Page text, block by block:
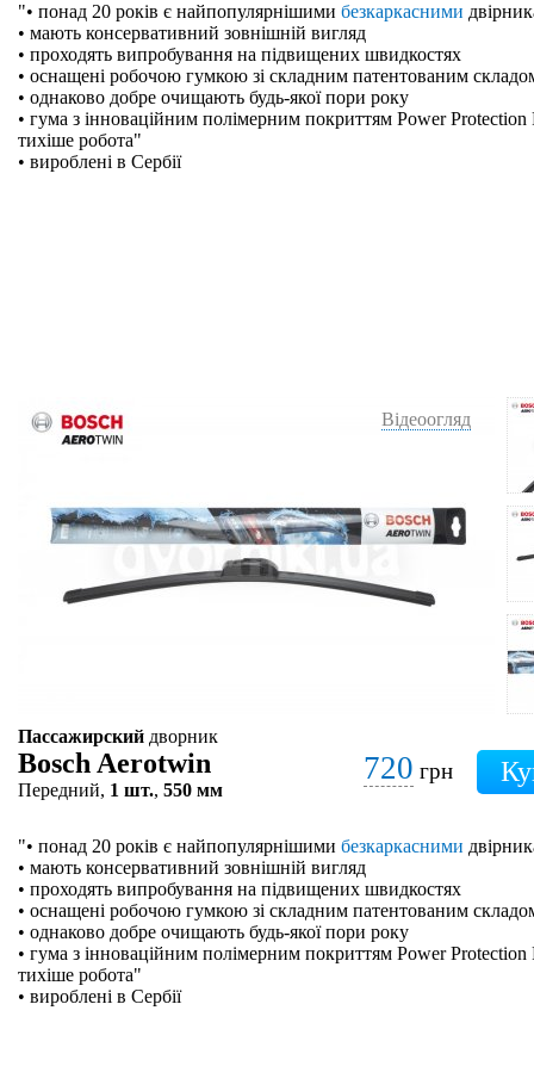
"• понад 20 років є найпопулярнішими безкаркасними
• мають консервативний зовнішній вигляд
• проходять випробування на підвищених швидкостях
• оснащені робочою гумкою зі складним патентованим
• однаково добре очищають будь-якої пори року
• гума з інноваційним полімерним покриттям Power
тихіше робота"
• вироблені в Сербії
Відеоогляд
Пассажирский дворник
Bosch Aerotwin
Передний, 1 шт., 550 мм
720 грн
"• понад 20 років є найпопулярнішими безкаркасними
• мають консервативний зовнішній вигляд
• проходять випробування на підвищених швидкостях
• оснащені робочою гумкою зі складним патентованим
• однаково добре очищають будь-якої пори року
• гума з інноваційним полімерним покриттям Power
тихіше робота"
• вироблені в Сербії